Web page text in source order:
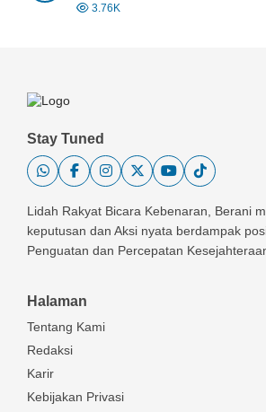
3.76K
Stay Tuned
Lidah Rakyat Bicara Kebenaran, Berani
keputusan dan Aksi nyata berdampak
Penguatan dan Percepatan
Halaman
Tentang Kami
Redaksi
Karir
Kebijakan Privasi